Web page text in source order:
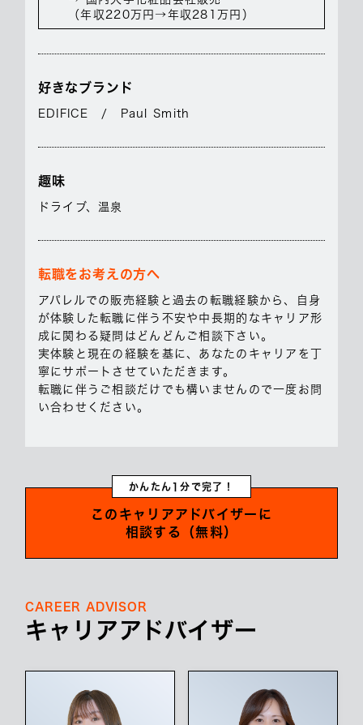
（年収220万円→年収281万円）
好きなブランド
EDIFICE / Paul Smith
趣味
ドライブ、温泉
転職をお考えの方へ
アパレルでの販売経験と過去の転職経験から、自身
が体験した転職に伴う不安や中長期的なキャリア形
成に関わる疑問はどんどんご相談下さい。
実体験と現在の経験を基に、あなたのキャリアを丁
寧にサポートさせていただきます。
転職に伴うご相談だけでも構いませんので一度お問
い合わせください。
かんたん1分で完了！
このキャリアアドバイザーに
相談する（無料）
CAREER ADVISOR
キャリアアドバイザー